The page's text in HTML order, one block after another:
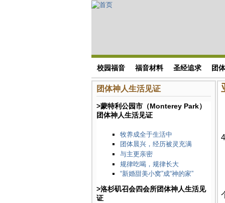
校园福音 福音材料 圣经追求 团
团体神人生活见证
>蒙特利公园市（Monterey Park）
团体神人生活见证
牧养成全于生活中
团体晨兴，经历被灵充满
与主更亲密
规律吃喝，规律长大
“新婚甜美小窝”成“神的家”
>洛杉矶召会四会所团体神人生活见
证